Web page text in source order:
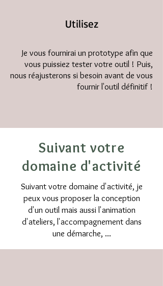
Utilisez
Je vous fournirai un prototype afin que
vous puissiez tester votre outil ! Puis,
nous réajusterons si besoin avant de vous
fournir l'outil définitif !
Suivant votre
domaine d'activité
Suivant votre domaine d'activité, je
peux vous proposer la conception
d'un outil mais aussi l'animation
d'ateliers, l'accompagnement dans
une démarche, ...